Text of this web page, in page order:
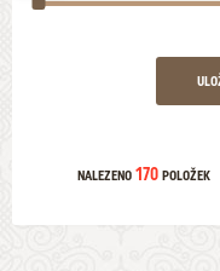
NALEZENO 170 POLOŽEK